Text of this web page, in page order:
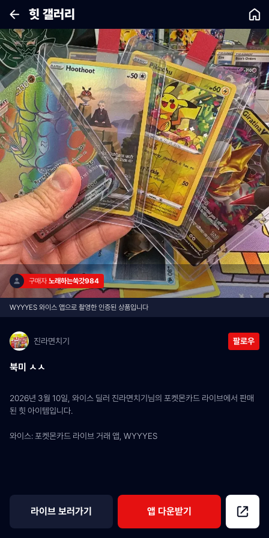
힛 갤러리
구매자 노래하는쑥갓984
WYYYES 와이스 앱으로 촬영한 인증된 상품입니다
진라면치기 팔로우
북미 ㅅㅅ
2026년 3월 10일, 와이스 딜러 진라면치기님의 포켓몬카드 라이브에서 판매
된 힛 아이템입니다.
와이스: 포켓몬카드 라이브 거래 앱, WYYYES
라이브 보러가기 앱 다운받기